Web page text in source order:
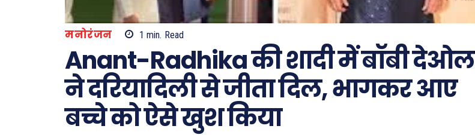
मनोरंजन 1 min. Read
Anant-Radhika की शादी में बॉबी देओल
ने दरियादिली से जीता दिल, भागकर आए
बच्चे को ऐसे खुश किया